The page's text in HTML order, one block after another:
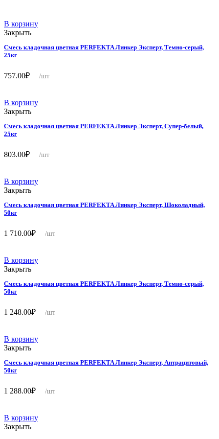
В корзину
Закрыть
Смесь кладочная цветная PERFEKTA Линкер Эксперт, Темно-серый,
25кг
757.00₽ /шт
В корзину
Закрыть
Смесь кладочная цветная PERFEKTA Линкер Эксперт, Супер-белый,
25кг
803.00₽ /шт
В корзину
Закрыть
Смесь кладочная цветная PERFEKTA Линкер Эксперт, Шоколадный,
50кг
1 710.00₽ /шт
В корзину
Закрыть
Смесь кладочная цветная PERFEKTA Линкер Эксперт, Темно-серый,
50кг
1 248.00₽ /шт
В корзину
Закрыть
Смесь кладочная цветная PERFEKTA Линкер Эксперт, Антрацитовый,
50кг
1 288.00₽ /шт
В корзину
Закрыть